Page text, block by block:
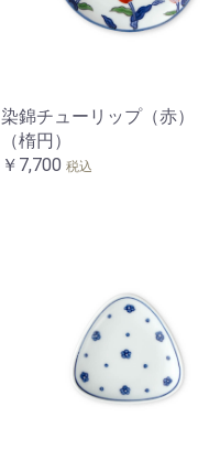
染錦チューリップ（赤）
（楕円）
￥7,700 税込